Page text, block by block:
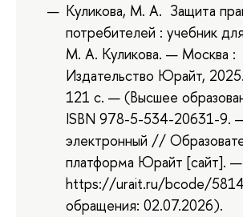
Куликова, М. А. Защита
потребителей : учебник
М. А. Куликова. — Москва :
Издательство Юрайт,
121 с. — (Высшее
ISBN 978-5-534-20631-9.
электронный //
платформа Юрайт [сайт]. —
https://urait.ru/bcode/
обращения: 02.07.2026).